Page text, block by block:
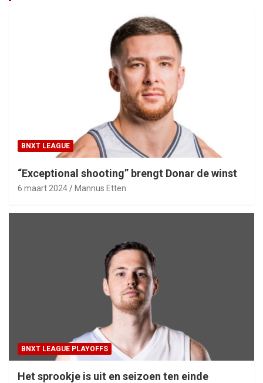
BNXT LEAGUE
“Exceptional shooting” brengt Donar de winst
6 maart 2024 Mannus Etten
BNXT LEAGUE PLAYOFFS
Het sprookje is uit en seizoen ten einde